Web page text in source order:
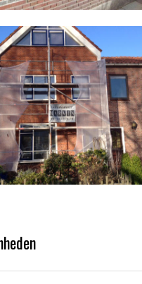
HUIS IN LEIDERDORP
Gevelrenovatie, Voegen
29